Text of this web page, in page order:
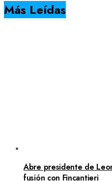
Más Leídas
Abre presidente de
fusión con Fincantieri